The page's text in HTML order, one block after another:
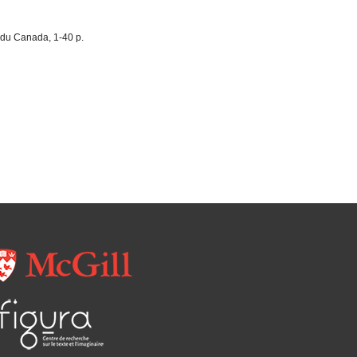
Canada, 1-40 p.